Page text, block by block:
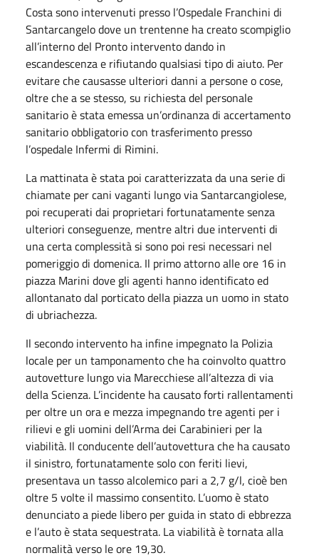
Costa sono intervenuti presso l’Ospedale Franchini di
Santarcangelo dove un trentenne ha creato scompiglio
all’interno del Pronto intervento dando in
escandescenza e rifiutando qualsiasi tipo di aiuto. Per
evitare che causasse ulteriori danni a persone o cose,
oltre che a se stesso, su richiesta del personale
sanitario è stata emessa un’ordinanza di accertamento
sanitario obbligatorio con trasferimento presso
l’ospedale Infermi di Rimini.
La mattinata è stata poi caratterizzata da una serie di
chiamate per cani vaganti lungo via Santarcangiolese,
poi recuperati dai proprietari fortunatamente senza
ulteriori conseguenze, mentre altri due interventi di
una certa complessità si sono poi resi necessari nel
pomeriggio di domenica. Il primo attorno alle ore 16 in
piazza Marini dove gli agenti hanno identificato ed
allontanato dal porticato della piazza un uomo in stato
di ubriachezza.
Il secondo intervento ha infine impegnato la Polizia
locale per un tamponamento che ha coinvolto quattro
autovetture lungo via Marecchiese all’altezza di via
della Scienza. L’incidente ha causato forti rallentamenti
per oltre un ora e mezza impegnando tre agenti per i
rilievi e gli uomini dell’Arma dei Carabinieri per la
viabilità. Il conducente dell’autovettura che ha causato
il sinistro, fortunatamente solo con feriti lievi,
presentava un tasso alcolemico pari a 2,7 g/l, cioè ben
oltre 5 volte il massimo consentito. L’uomo è stato
denunciato a piede libero per guida in stato di ebbrezza
e l’auto è stata sequestrata. La viabilità è tornata alla
normalità verso le ore 19,30.